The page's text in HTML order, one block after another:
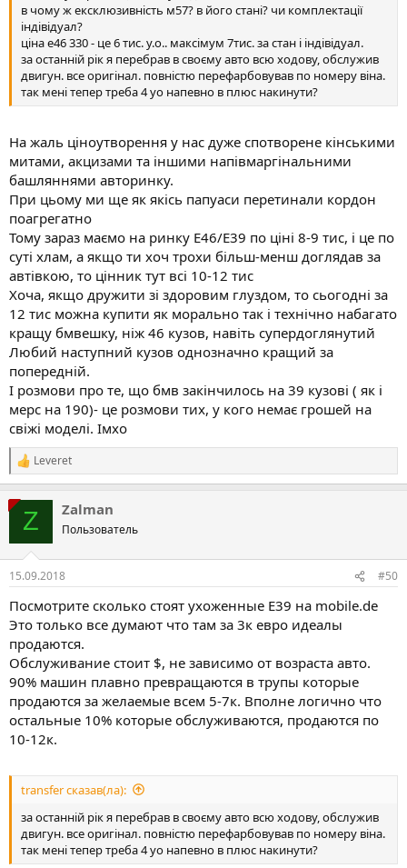
в чому ж ексклюзивність м57? в його стані? чи комплектації
індівідуал?
ціна е46 330 - це 6 тис. у.о.. максімум 7тис. за стан і індівідуал.
за останній рік я перебрав в своєму авто всю ходову, обслужив
двигун. все оригінал. повністю перефарбовував по номеру віна.
так мені тепер треба 4 уо напевно в плюс накинути?
На жаль ціноутворення у нас дуже спотворене кінськими
митами, акцизами та іншими напівмаргінальними
башляннями авторинку.
При цьому ми ще як якісь папуаси перетинали кордон
поагрегатно
Тому зараз маємо на ринку Е46/Е39 по ціні 8-9 тис, і це по
суті хлам, а якщо ти хоч трохи більш-менш доглядав за
автівкою, то цінник тут всі 10-12 тис
Хоча, якщо дружити зі здоровим глуздом, то сьогодні за
12 тис можна купити як морально так і технічно набагато
кращу бмвешку, ніж 46 кузов, навіть супердоглянутий
Любий наступний кузов однозначно кращий за
попередній.
І розмови про те, що бмв закінчилось на 39 кузові ( як і
мерс на 190)- це розмови тих, у кого немає грошей на
свіжі моделі. Імхо
Р
е
к
Leveret
Z Zalman
Пользователь
15.09.2018 #50
Посмотрите сколько стоят ухоженные Е39 на mobile.de
Это только все думают что там за 3к евро идеалы
продаются.
Обслуживание стоит $, не зависимо от возраста авто.
90% машин плавно превращаются в трупы которые
продаются за желаемые всем 5-7к. Вполне логично что
остальные 10% которые обслуживаются, продаются по
10-12к.
transfer сказав(ла):
за останній рік я перебрав в своєму авто всю ходову, обслужив
двигун. все оригінал. повністю перефарбовував по номеру віна.
так мені тепер треба 4 уо напевно в плюс накинути?